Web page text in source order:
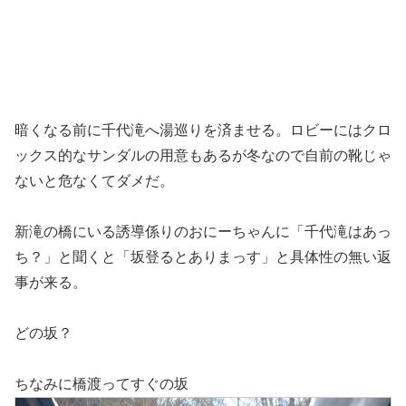
暗くなる前に千代滝へ湯巡りを済ませる。ロビーにはクロ
ックス的なサンダルの用意もあるが冬なので自前の靴じゃ
ないと危なくてダメだ。
新滝の橋にいる誘導係りのおにーちゃんに「千代滝はあっ
ち？」と聞くと「坂登るとありまっす」と具体性の無い返
事が来る。
どの坂？
ちなみに橋渡ってすぐの坂